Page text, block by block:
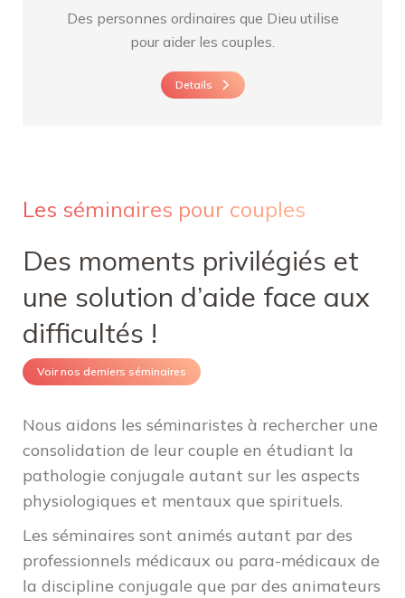
Des personnes ordinaires que Dieu utilise
pour aider les couples.
Details
Les séminaires pour couples
Des moments privilégiés et
une solution d’aide face aux
difficultés !
Voir nos derniers séminaires
Nous aidons les séminaristes à rechercher une
consolidation de leur couple en étudiant la
pathologie conjugale autant sur les aspects
physiologiques et mentaux que spirituels.
Les séminaires sont animés autant par des
professionnels médicaux ou para-médicaux de
la discipline conjugale que par des animateurs